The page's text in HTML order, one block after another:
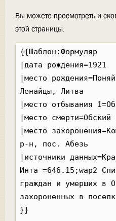
Вы можете просмотреть и
этой страницы.